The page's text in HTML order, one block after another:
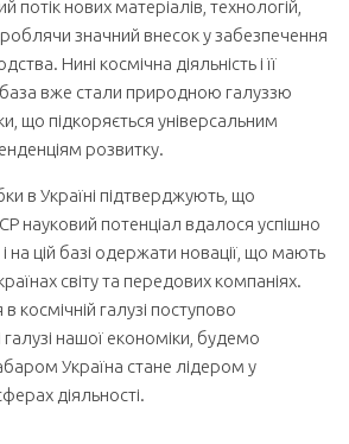
потік нових матеріалів, технологій,
значний внесок у забезпечення
Нині космічна діяльність і її
вже стали природною галуззю
що підкоряється універсальним
розвитку.
в Україні підтверджують, що
науковий потенціал вдалося успішно
на цій базі одержати новації, що мають
світу та передових компаніях.
космічній галузі поступово
нашої економіки, будемо
Україна стане лідером у
діяльності.